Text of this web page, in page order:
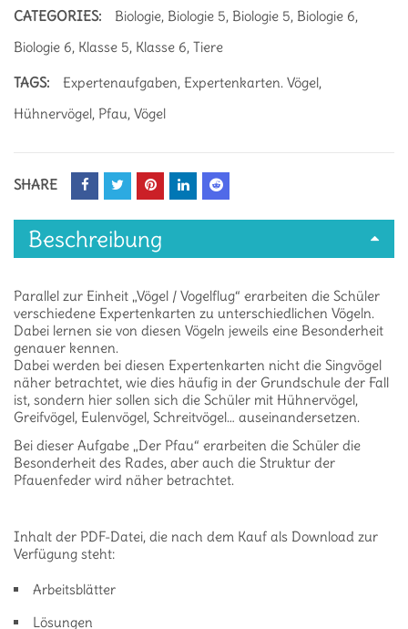
CATEGORIES: Biologie, Biologie 5, Biologie 5, Biologie 6,
Biologie 6, Klasse 5, Klasse 6, Tiere
TAGS: Expertenaufgaben, Expertenkarten. Vögel,
Hühnervögel, Pfau, Vögel
SHARE
Beschreibung
Parallel zur Einheit „Vögel / Vogelflug“ erarbeiten die Schüler
verschiedene Expertenkarten zu unterschiedlichen Vögeln.
Dabei lernen sie von diesen Vögeln jeweils eine Besonderheit
genauer kennen.
Dabei werden bei diesen Expertenkarten nicht die Singvögel
näher betrachtet, wie dies häufig in der Grundschule der Fall
ist, sondern hier sollen sich die Schüler mit Hühnervögel,
Greifvögel, Eulenvögel, Schreitvögel… auseinandersetzen.
Bei dieser Aufgabe „Der Pfau“ erarbeiten die Schüler die
Besonderheit des Rades, aber auch die Struktur der
Pfauenfeder wird näher betrachtet.
Inhalt der PDF-Datei, die nach dem Kauf als Download zur
Verfügung steht:
Arbeitsblätter
Lösungen